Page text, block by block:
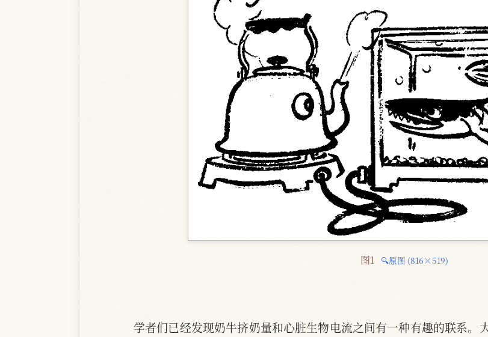
图1 🔍原图 (816×519)
学者们已经发现奶牛挤奶量和心脏生物电流之间有一种有趣的联系。